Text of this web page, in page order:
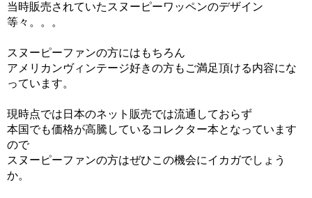
当時販売されていたスヌーピーワッペンのデザイン
等々。。。
スヌーピーファンの方にはもちろん
アメリカンヴィンテージ好きの方もご満足頂ける内容にな
っています。
現時点では日本のネット販売では流通しておらず
本国でも価格が高騰しているコレクター本となっています
ので
スヌーピーファンの方はぜひこの機会にイカガでしょう
か。